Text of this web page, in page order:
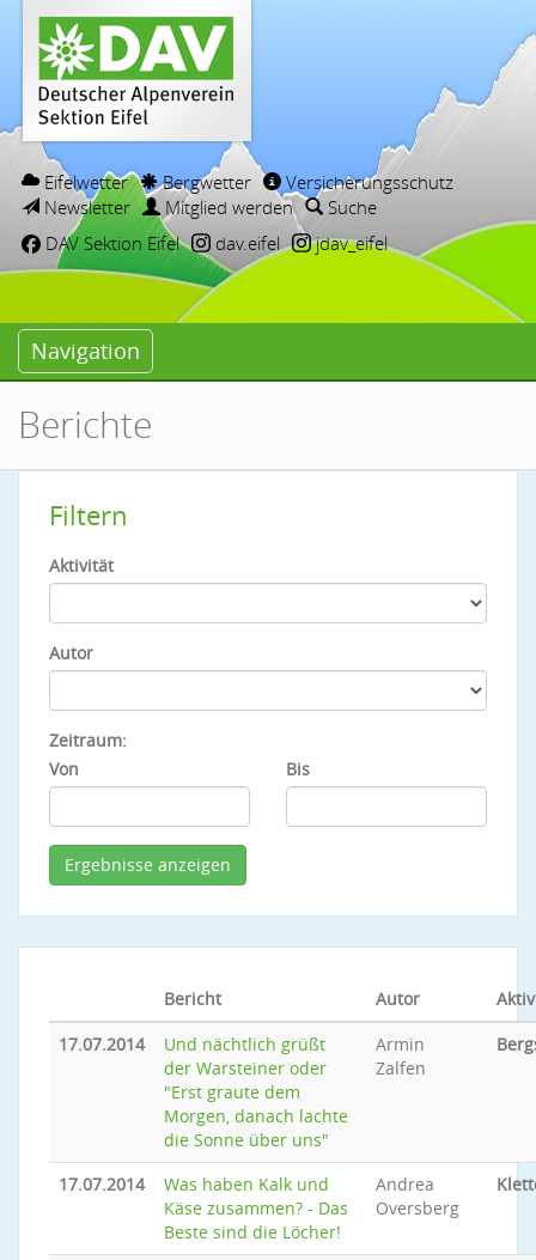
Eifelwetter Bergwetter
Versicherungsschutz
Newsletter
Mitglied werden
Suche
DAV Sektion Eifel
dav.eifel jdav_eifel
Navigation
Berichte
Filtern
Aktivität
Autor
Zeitraum:
Von
Bis
Bericht Autor
17.07.2014
Und nächtlich grüßt
der Warsteiner oder
"Erst graute dem
Morgen, danach lachte
die Sonne über uns"
Armin
Zalfen
17.07.2014
Was haben Kalk und
Käse zusammen? - Das
Beste sind die Löcher!
Andrea
Oversberg